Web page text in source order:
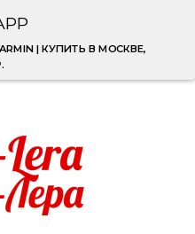
| КУПИТЬ В МОСКВЕ,